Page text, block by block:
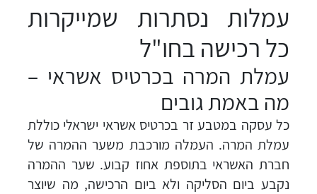
עמלות נסתרות שמייקרות
כל רכישה בחו"ל
עמלת המרה בכרטיס אשראי –
מה באמת גובים
כל עסקה במטבע זר בכרטיס אשראי ישראלי כוללת
עמלת המרה. העמלה מורכבת משער ההמרה של
חברת האשראי בתוספת אחוז קבוע. שער ההמרה
נקבע ביום הסליקה ולא ביום הרכישה, מה שיוצר